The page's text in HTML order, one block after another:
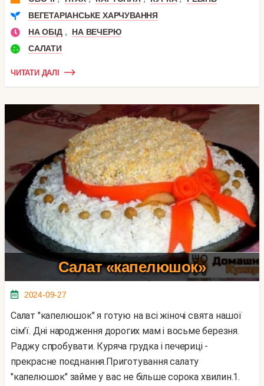
ВЕГЕТАРІАНСЬКЕ ХАРЧУВАННЯ
НА ОБІД ,
НА ВЕЧЕРЮ
САЛАТИ
ЧИТАТИ ДАЛІ
Салат «капелюшок»
2024-09-27
Салат "капелюшок" я готую на всі жіночі свята нашої
сім'ї. Дні народження дорогих мам і восьме березня.
Раджу спробувати. Куряча грудка і печериці -
прекрасне поєднання.Приготування салату
"капелюшок" займе у вас не більше сорока хвилин.1.